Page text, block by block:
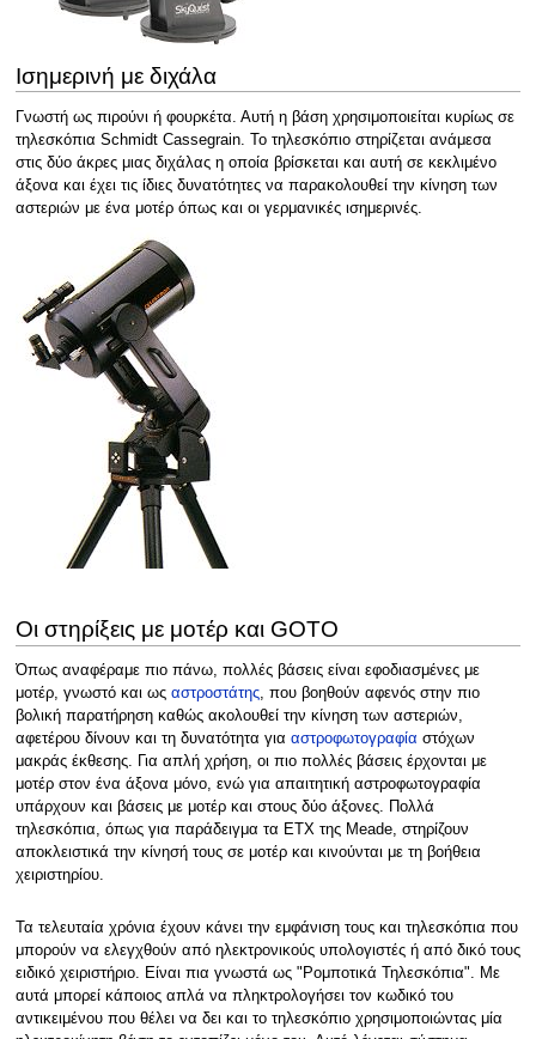
Ισημερινή με διχάλα
Γνωστή ως πιρούνι ή φουρκέτα. Αυτή η βάση χρησιμοποιείται κυρίως σε
τηλεσκόπια Schmidt Cassegrain. Το τηλεσκόπιο στηρίζεται ανάμεσα
στις δύο άκρες μιας διχάλας η οποία βρίσκεται και αυτή σε κεκλιμένο
άξονα και έχει τις ίδιες δυνατότητες να παρακολουθεί την κίνηση των
αστεριών με ένα μοτέρ όπως και οι γερμανικές ισημερινές.
Οι στηρίξεις με μοτέρ και GOTO
Όπως αναφέραμε πιο πάνω, πολλές βάσεις είναι εφοδιασμένες με
μοτέρ, γνωστό και ως αστροστάτης, που βοηθούν αφενός στην πιο
βολική παρατήρηση καθώς ακολουθεί την κίνηση των αστεριών,
αφετέρου δίνουν και τη δυνατότητα για αστροφωτογραφία στόχων
μακράς έκθεσης. Για απλή χρήση, οι πιο πολλές βάσεις έρχονται με
μοτέρ στον ένα άξονα μόνο, ενώ για απαιτητική αστροφωτογραφία
υπάρχουν και βάσεις με μοτέρ και στους δύο άξονες. Πολλά
τηλεσκόπια, όπως για παράδειγμα τα ETX της Meade, στηρίζουν
αποκλειστικά την κίνησή τους σε μοτέρ και κινούνται με τη βοήθεια
χειριστηρίου.
Τα τελευταία χρόνια έχουν κάνει την εμφάνιση τους και τηλεσκόπια που
μπορούν να ελεγχθούν από ηλεκτρονικούς υπολογιστές ή από δικό τους
ειδικό χειριστήριο. Είναι πια γνωστά ως "Ρομποτικά Τηλεσκόπια". Με
αυτά μπορεί κάποιος απλά να πληκτρολογήσει τον κωδικό του
αντικειμένου που θέλει να δει και το τηλεσκόπιο χρησιμοποιώντας μία